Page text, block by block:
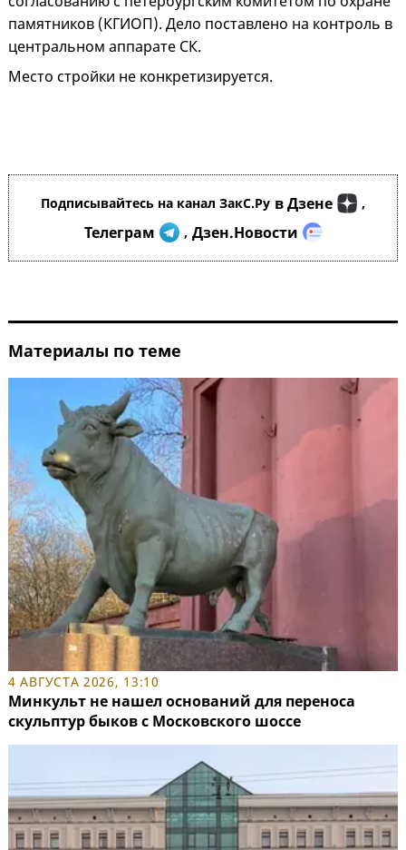
памятников (КГИОП). Дело поставлено на контроль в
центральном аппарате СК.
Место стройки не конкретизируется.
Подписывайтесь на канал ЗакС.Ру в Дзене ,
Телеграм , Дзен.Новости
Материалы по теме
4 АВГУСТА 2026, 13:10
Минкульт не нашел оснований для переноса
скульптур быков с Московского шоссе